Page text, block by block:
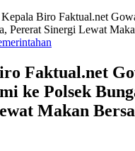
Kepala Biro Faktual.net
Pererat Sinergi Lewat
Faktual.net
ke Polsek
Makan